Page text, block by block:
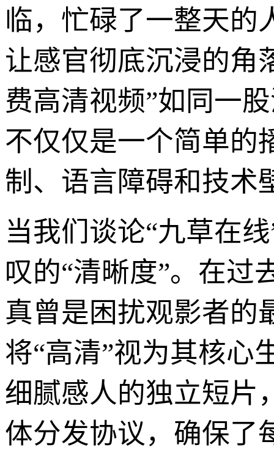
临，忙碌了一整天的
让感官彻底沉浸的角
费高清视频”如同一
不仅仅是一个简单的
制、语言障碍和技术
当我们谈论“九草在
叹的“清晰度”。在过
真曾是困扰观影者的
将“高清”视为其核心
细腻感人的独立短片
体分发协议，确保了